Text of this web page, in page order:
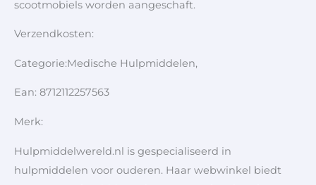
scootmobiels worden aangeschaft.
Verzendkosten:
Categorie:Medische Hulpmiddelen,
Ean: 8712112257563
Merk:
Hulpmiddelwereld.nl is gespecialiseerd in
hulpmiddelen voor ouderen. Haar webwinkel biedt